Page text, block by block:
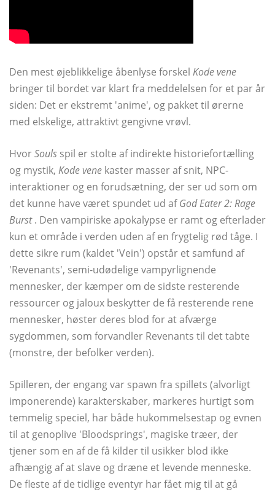
Den mest øjeblikkelige åbenlyse forskel Kode vene
bringer til bordet var klart fra meddelelsen for et par år
siden: Det er ekstremt 'anime', og pakket til ørerne
med elskelige, attraktivt gengivne vrøvl.
HvorSouls spil er stolte af indirekte historiefortælling
og mystik, Kode vene kaster masser af snit, NPC-
interaktioner og en forudsætning, der ser ud som om
det kunne have været spundet ud afGod Eater 2: Rage
Burst. Den vampiriske apokalypse er ramt og efterlader
kun et område i verden uden af ​​en frygtelig rød tåge. I
dette sikre rum (kaldet 'Vein') opstår et samfund af
'Revenants', semi-udødelige vampyrlignende
mennesker, der kæmper om de sidste resterende
ressourcer og jaloux beskytter de få resterende rene
mennesker, høster deres blod for at afværge
sygdommen, som forvandler Revenants til det tabte
(monstre, der befolker verden).
Spilleren, der engang var spawn fra spillets (alvorligt
imponerende) karakterskaber, markeres hurtigt som
temmelig speciel, har både hukommelsestap og evnen
til at genoplive 'Bloodsprings', magiske træer, der
tjener som en af ​​de få kilder til usikker blod ikke
afhængig af at slave og dræne et levende menneske.
De fleste af de tidlige eventyr har fået mig til at gå